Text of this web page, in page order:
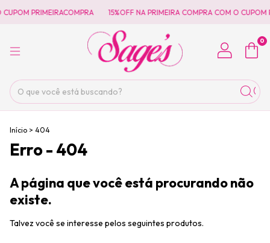
PRIMEIRACOMPRA 15%OFF NA PRIMEIRA COMPRA COM O CUPOM
0
Início > 404
Erro - 404
A página que você está procurando não
existe.
Talvez você se interesse pelos seguintes produtos.